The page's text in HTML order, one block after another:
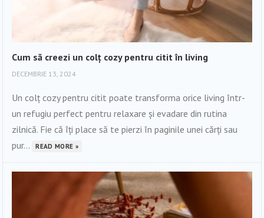
Cum să creezi un colț cozy pentru citit în living
DECEMBRIE 13, 2024
Un colț cozy pentru citit poate transforma orice living într-
un refugiu perfect pentru relaxare și evadare din rutina
zilnică. Fie că îți place să te pierzi în paginile unei cărți sau
pur...
READ MORE »